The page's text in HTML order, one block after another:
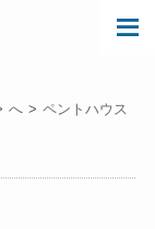
へ ペントハウス